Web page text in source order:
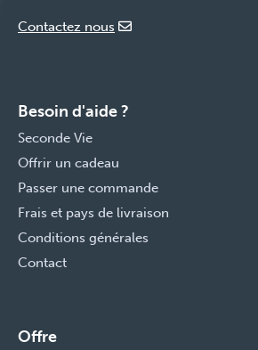
Contactez nous
Besoin d'aide ?
Seconde Vie
Offrir un cadeau
Passer une commande
Frais et pays de livraison
Conditions générales
Contact
Offre